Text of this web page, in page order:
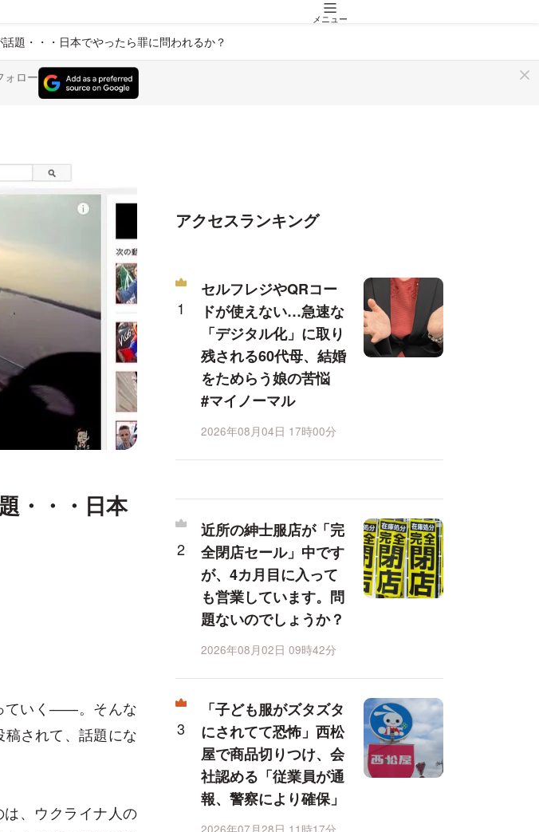
メニュー
題・・・日本でやったら罪に問われるか？
ォロー
・・・日本
ていく――。そんな
稿されて、話題にな
、ウクライナ人の
アクセスランキング
セルフレジやQRコー
ドが使えない…急速な
「デジタル化」に取り
残される60代母、結婚
をためらう娘の苦悩
#マイノーマル
2026年08月04日 17時00分
近所の紳士服店が「完
全閉店セール」中です
が、4カ月目に入って
も営業しています。問
題ないのでしょうか？
2026年08月02日 09時42分
「子ども服がズタズタ
にされてて恐怖」西松
屋で商品切りつけ、会
社認める「従業員が通
報、警察により確保」